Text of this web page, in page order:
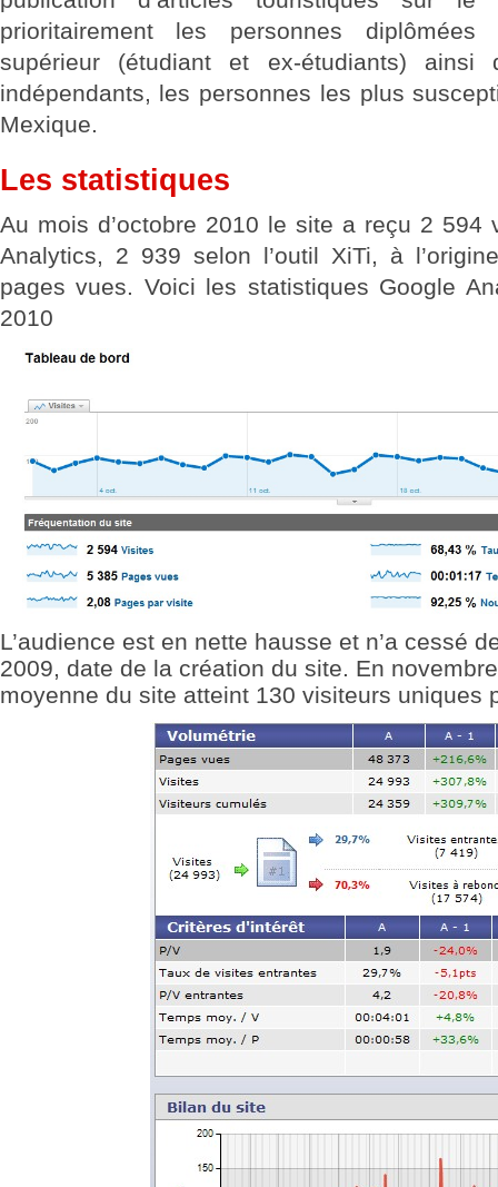
prioritairement les personnes diplômées
supérieur (étudiant et ex-étudiants)
indépendants, les personnes les plus
Mexique.
Les statistiques
Au mois d’octobre 2010 le site a reçu 2 594
Analytics, 2 939 selon l’outil XiTi, à
pages vues. Voici les statistiques Google
2010
L’audience est en nette hausse et n’a cessé
2009, date de la création du site. En
moyenne du site atteint 130 visiteurs uniques